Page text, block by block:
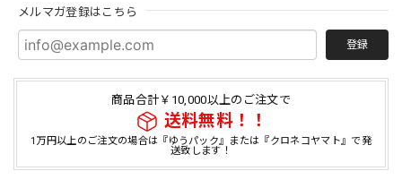
メルマガ登録はこちら
登録
商品合計￥10,000以上のご注文で
送料無料！！
1万円以上のご注文の場合は『ゆうパック』または『クロネコヤマト』で発
送致します！